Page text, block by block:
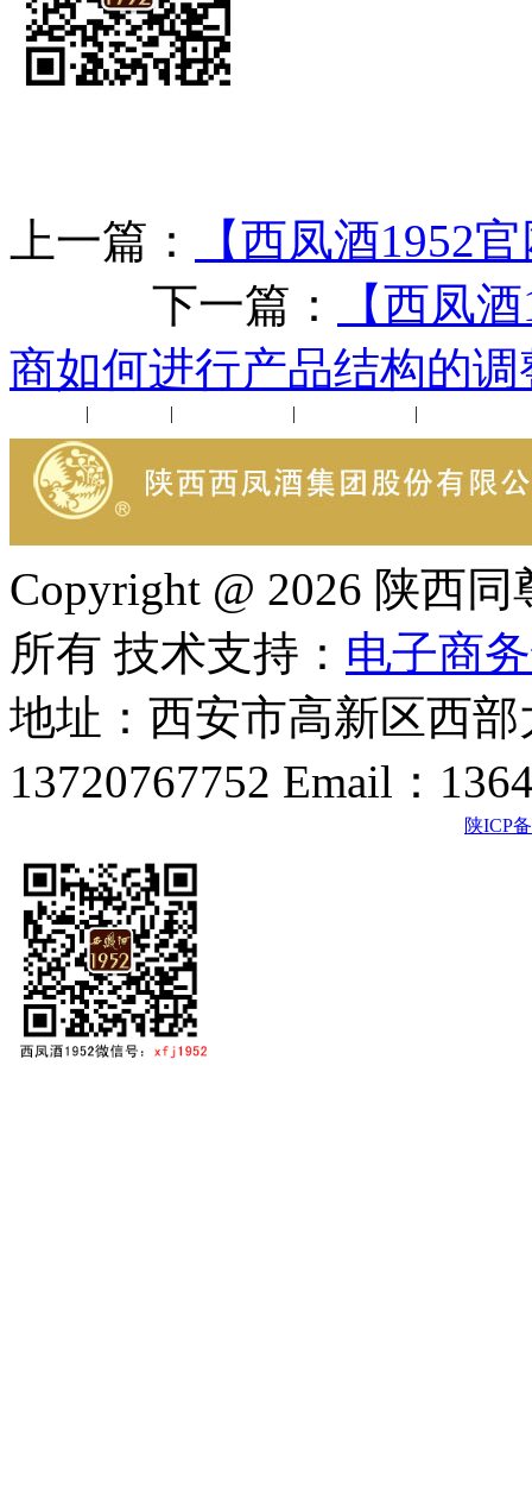
上一篇：
【西凤酒1952
下一篇：
【西凤
商如何进行产品结构的调
| | | |
Copyright @ 2026 陕西
所有 技术支持： 电子商
地址：西安市高新区西
13720767752 Email：
陕ICP